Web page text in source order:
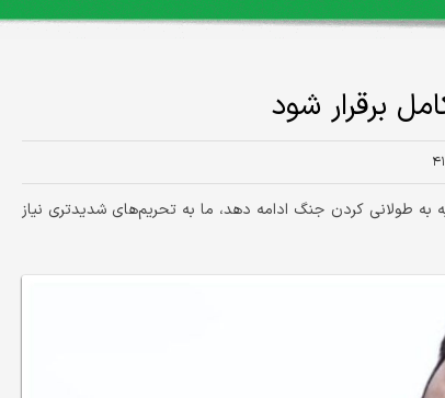
برقرار شود
طولانی کردن جنگ ادامه دهد، ما به تحریم‌های شدیدتری نیاز